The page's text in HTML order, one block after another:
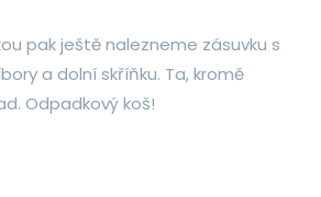
pak ještě nalezneme zásuvku s
a dolní skříňku. Ta, kromě
Odpadkový koš!